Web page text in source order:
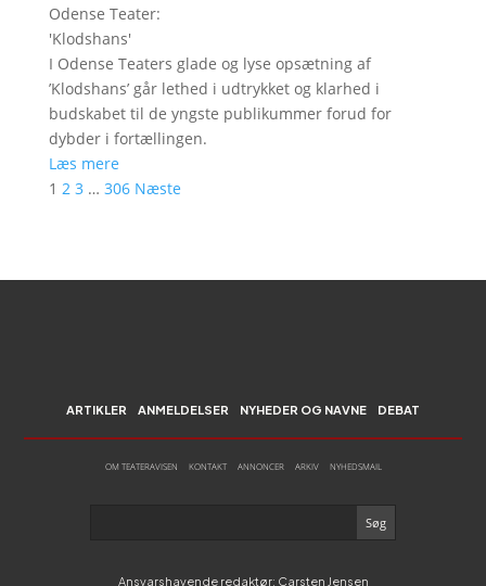
Odense Teater:
'Klodshans'
I Odense Teaters glade og lyse opsætning af
’Klodshans’ går lethed i udtrykket og klarhed i
budskabet til de yngste publikummer forud for
dybder i fortællingen.
Læs mere
1 2 3 … 306 Næste
ARTIKLER ANMELDELSER NYHEDER OG NAVNE DEBAT
OM TEATERAVISEN KONTAKT ANNONCER ARKIV NYHEDSMAIL
Ansvarshavende redaktør: Carsten Jensen